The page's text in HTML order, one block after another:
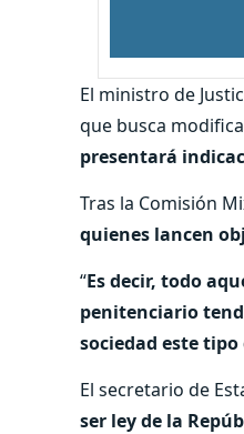
El ministro de
que busca
presentará
Tras la Comisión
quienes lancen
“Es decir, todo
penitenciario
sociedad este
El secretario de
ser ley de la